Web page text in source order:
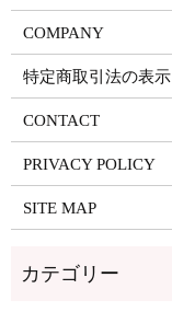
COMPANY
特定商取引法の表示
CONTACT
PRIVACY POLICY
SITE MAP